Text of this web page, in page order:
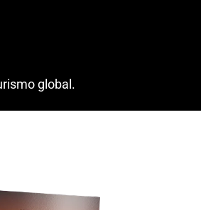
global.